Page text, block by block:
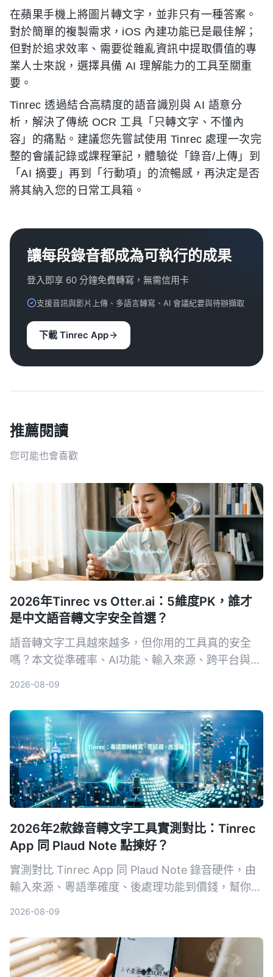
在蘋果手機上將圖片轉文字，並非只有一種答案。
對於簡單的複製需求，iOS 內建功能已是最佳解；
但對於追求效率、需要從雜亂資訊中提取價值的專
業人士來說，選擇具備 AI 理解能力的工具至關重
要。
Tinrec 透過結合高精度的語音識別與 AI 語意分
析，解決了傳統 OCR 工具「只轉文字、不懂內
容」的痛點。建議您先嘗試使用 Tinrec 處理一次完
整的會議記錄或課程筆記，體驗從「錄音/上傳」到
「AI 摘要」再到「行動項」的流暢感，再決定是否
將其納入您的日常工具箱。
讓每段錄音都成為可執行的成果
登入即享 60 分鐘免費轉寫，無需信用卡
支援音訊與影片上傳、多語言轉寫、AI 會議紀要與待辦擷取
下載 Tinrec App
推薦閱讀
您可能也會喜歡
2026年Tinrec vs Otter.ai：5維度PK，誰才
是中文語音轉文字安全首選？
語音轉文字工具越來越多，但你用的工具真的安全
嗎？本文從準確率、AI功能、輸入來源、跨平台與數
選出最適合且可靠的工具。
2026-08-09
2026年2款錄音轉文字工具實測對比：Tinrec
App 同 Plaud Note 點揀好？
實測對比 Tinrec App 同 Plaud Note 錄音硬件，由
輸入來源、粵語準確度、後處理功能到價錢，幫你揀
2026-08-09